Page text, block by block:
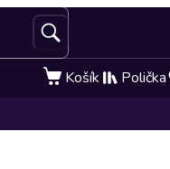
Košík Polička